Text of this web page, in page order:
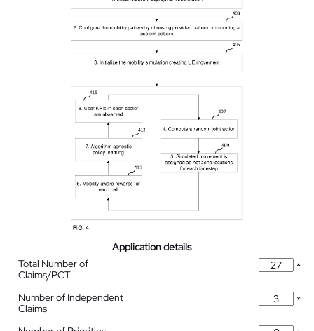
Application details
Total Number of
Claims/PCT
*
Number of Independent
Claims
*